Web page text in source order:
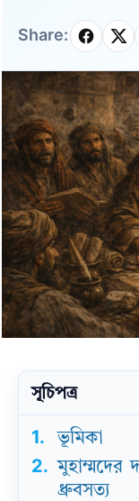
Share:
সূচিপত্র
1.
ভূমিকা
2. মুহাম্মদের
ধ্রুবসত্য